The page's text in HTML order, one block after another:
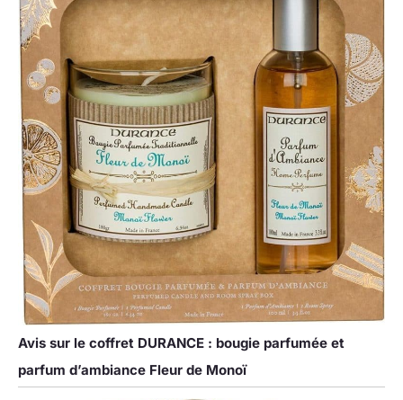
Avis sur le coffret DURANCE : bougie parfumée et
parfum d’ambiance Fleur de Monoï